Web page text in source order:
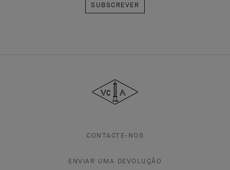
&
Arpels
CONTACTE-NOS
ENVIAR UMA DEVOLUÇÃO